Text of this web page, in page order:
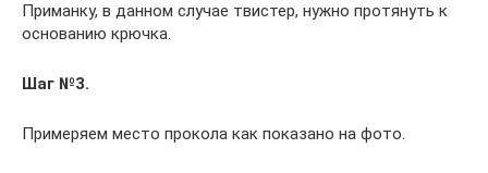
Приманку, в данном случае твистер, нужно протянуть к
основанию крючка.
Шаг №3.
Примеряем место прокола как показано на фото.